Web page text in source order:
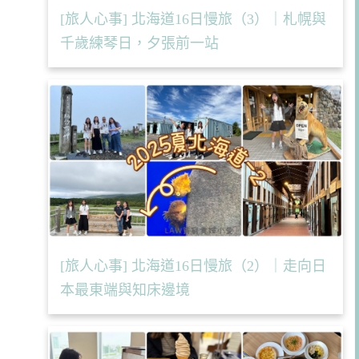
[旅人心事] 北海道16日慢旅（3）｜札幌與
千歲練琴日，夕張前一站
[旅人心事] 北海道16日慢旅（2）｜走向日
本最東端與知床邊境